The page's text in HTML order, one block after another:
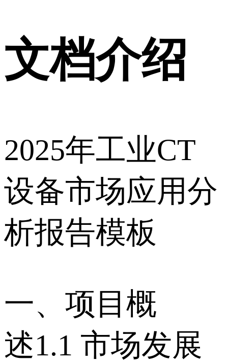
文档介绍
2025年工业CT
设备市场应用分
析报告模板
一、项目概
述 1.1 市场发展